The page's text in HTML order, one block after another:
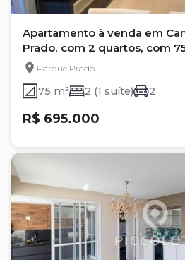
Apartamento à venda em
Prado, com 2 quartos, com
Parque Prado
75 m² 2 (1 suíte) 2
R$ 695.000